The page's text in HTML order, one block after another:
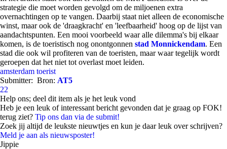
strategie die moet worden gevolgd om de miljoenen extra
overnachtingen op te vangen. Daarbij staat niet alleen de economische
winst, maar ook de 'draagkracht' en 'leefbaarheid' hoog op de lijst van
aandachtspunten. Een mooi voorbeeld waar alle dilemma's bij elkaar
komen, is de toeristisch nog onontgonnen stad Monnickendam. Een
stad die ook wil profiteren van de toeristen, maar waar tegelijk wordt
geroepen dat het niet tot overlast moet leiden.
amsterdam toerist
Submitter: Bron: AT5
22
Help ons; deel dit item als je het leuk vond
Heb je een leuk of interessant bericht gevonden dat je graag op FOK!
terug ziet? Tip ons dan via de submit!
Zoek jij altijd de leukste nieuwtjes en kun je daar leuk over schrijven?
Meld je aan als nieuwsposter!
Jippie